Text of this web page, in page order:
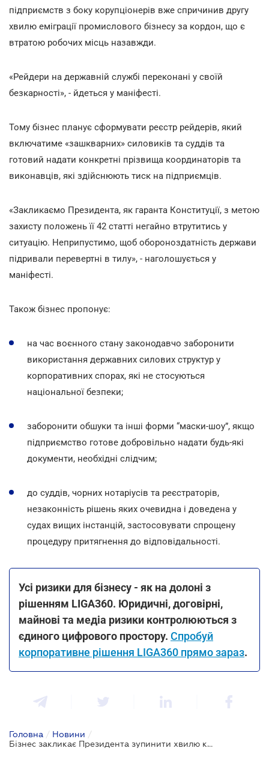
підприємств з боку корупціонерів вже спричинив другу
хвилю еміграції промислового бізнесу за кордон, що є
втратою робочих місць назавжди.
«Рейдери на державній службі переконані у своїй
безкарності», - йдеться у маніфесті.
Тому бізнес планує сформувати реєстр рейдерів, який
включатиме «зашкварних» силовиків та суддів та
готовий надати конкретні прізвища координаторів та
виконавців, які здійснюють тиск на підприємців.
«Закликаємо Президента, як гаранта Конституції, з метою
захисту положень її 42 статті негайно втрутитись у
ситуацію. Неприпустимо, щоб обороноздатність держави
підривали перевертні в тилу», - наголошується у
маніфесті.
Також бізнес пропонує:
на час воєнного стану законодавчо заборонити
використання державних силових структур у
корпоративних спорах, які не стосуються
національної безпеки;
заборонити обшуки та інші форми “маски-шоу”, якщо
підприємство готове добровільно надати будь-які
документи, необхідні слідчим;
до суддів, чорних нотаріусів та реєстраторів,
незаконність рішень яких очевидна і доведена у
судах вищих інстанцій, застосовувати спрощену
процедуру притягнення до відповідальності.
Усі ризики для бізнесу - як на долоні з
рішенням LIGA360. Юридичні, договірні,
майнові та медіа ризики контролюються з
єдиного цифрового простору. Спробуй
корпоративне рішення LIGA360 прямо зараз.
Головна / Новини /
Бізнес закликає Президента зупинити хвилю корупції та рейдерських атак: маніфест роботодавців